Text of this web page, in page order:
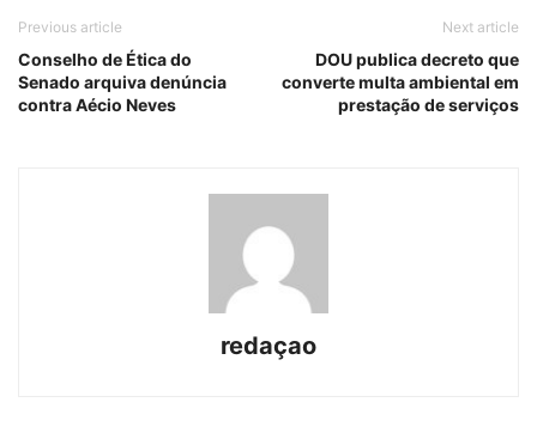
Previous article
Conselho de Ética do
Senado arquiva denúncia
contra Aécio Neves
Next article
DOU publica decreto que
converte multa ambiental em
prestação de serviços
redaçao